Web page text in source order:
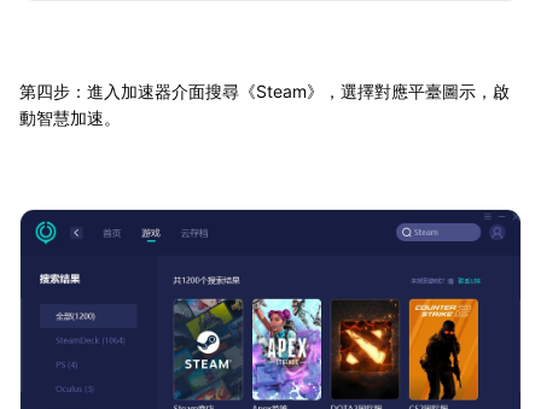
第四步：進入加速器介面搜尋《Steam》，選擇對應平臺圖示，啟
動智慧加速。